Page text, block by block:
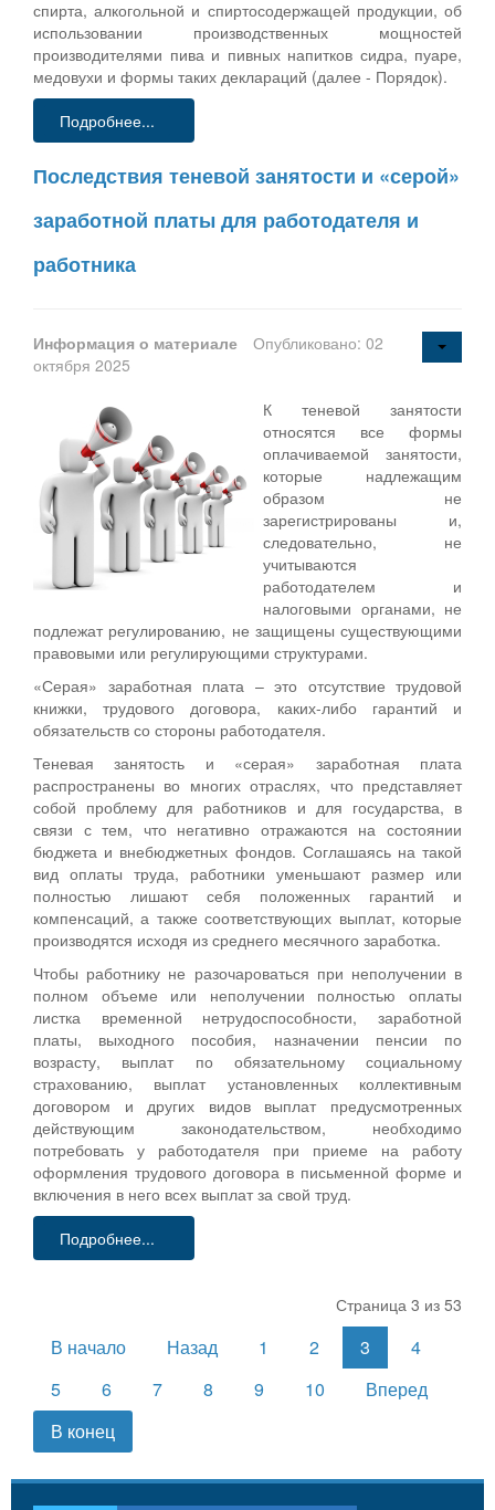
спирта, алкогольной и спиртосодержащей продукции, об
использовании производственных мощностей
производителями пива и пивных напитков сидра, пуаре,
медовухи и формы таких деклараций (далее - Порядок).
Подробнее...
Последствия теневой занятости и «серой»
заработной платы для работодателя и
работника
Информация о материале
Опубликовано: 02
октября 2025
К теневой занятости
относятся все формы
оплачиваемой занятости,
которые надлежащим
образом не
зарегистрированы и,
следовательно, не
учитываются
работодателем и
налоговыми органами, не
подлежат регулированию, не защищены существующими
правовыми или регулирующими структурами.
«Серая» заработная плата – это отсутствие трудовой
книжки, трудового договора, каких-либо гарантий и
обязательств со стороны работодателя.
Теневая занятость и «серая» заработная плата
распространены во многих отраслях, что представляет
собой проблему для работников и для государства, в
связи с тем, что негативно отражаются на состоянии
бюджета и внебюджетных фондов. Соглашаясь на такой
вид оплаты труда, работники уменьшают размер или
полностью лишают себя положенных гарантий и
компенсаций, а также соответствующих выплат, которые
производятся исходя из среднего месячного заработка.
Чтобы работнику не разочароваться при неполучении в
полном объеме или неполучении полностью оплаты
листка временной нетрудоспособности, заработной
платы, выходного пособия, назначении пенсии по
возрасту, выплат по обязательному социальному
страхованию, выплат установленных коллективным
договором и других видов выплат предусмотренных
действующим законодательством, необходимо
потребовать у работодателя при приеме на работу
оформления трудового договора в письменной форме и
включения в него всех выплат за свой труд.
Подробнее...
Страница 3 из 53
В начало Назад 1 2 3
4
5
6 7 8 9 10
Вперед
В конец